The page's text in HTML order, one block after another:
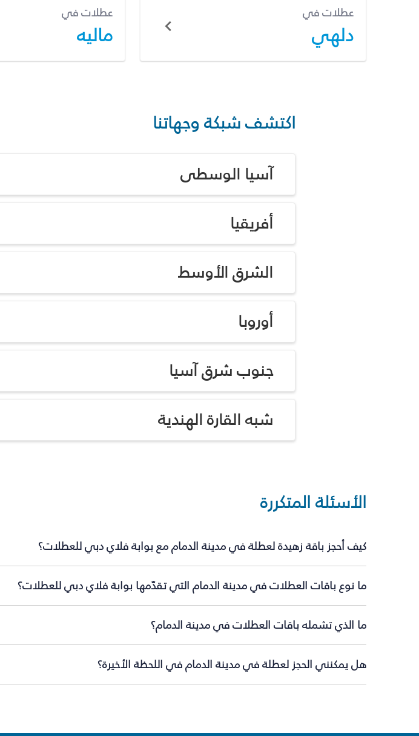
عطلات في
دلهي
عطلات في
ماليه
اكتشف شبكة وجهاتنا
آسيا الوسطى
أفريقيا
الشرق الأوسط
أوروبا
جنوب شرق آسيا
شبه القارة الهندية
الأسئلة المتكررة
كيف أحجز باقة زهيدة لعطلة في مدينة الدمام مع بوابة فلاي دبي للعطلات؟
ما نوع باقات العطلات في مدينة الدمام التي تقدّمها بوابة فلاي دبي للعطلات؟
ما الذي تشمله باقات العطلات في مدينة الدمام؟
هل يمكنني الحجز لعطلة في مدينة الدمام في اللحظة الأخيرة؟